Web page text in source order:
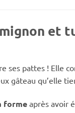
et
ses pattes ! Elle
gâteau qu’elle
forme après avoir